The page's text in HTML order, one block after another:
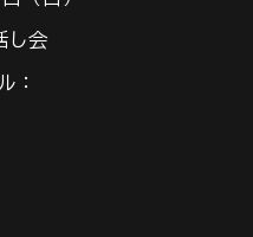
し会
：